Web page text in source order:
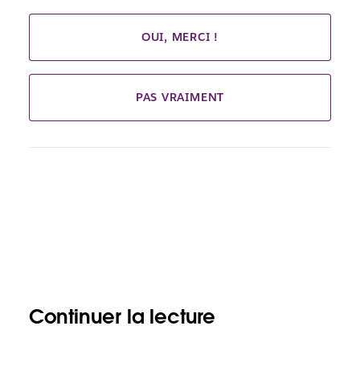
OUI, MERCI !
PAS VRAIMENT
Continuer la lecture